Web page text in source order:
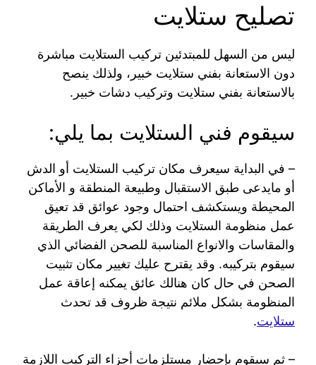
تصليح ستلايت
ليس من السهل للمبتدئين تركيب الستلايت مباشرة
دون الاستعانة بفني ستلايت خبير، ولذلك ينصح
بالاستعانة بفني ستلايت وتركيب دشات خبير.
سيقوم فني الستلايت بما يلي:
– في البداية سيعرف مكان تركيب الستلايت أو الدش
أو مايدعى طبق الاستقبال وطبيعة المنطقة و الأماكن
المحيطة ويستكشف احتمال وجود عوائق قد تعيق
عمل منظومة الستلايت وذلك لكي يعرف الطريقة
والمقاسات والانواع المناسبة للصحن الفضائي الذي
سيقوم بتركيبه. وقد يقترح عليك تغيير مكان تثبيت
الصحن في حال كان هنالك عائق يمكنه إعاقة عمل
المنظومة بشكل ملائم نتيجة ظروف قد تحدث
ستلايت.
– ثم سيقوم بإحضار مستلزمات أجزاء التركيب اللازمة